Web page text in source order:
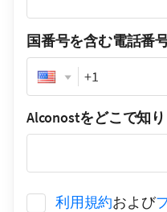
国番号を含む電話番
Phone
Alconostをどこで知
利用規約および